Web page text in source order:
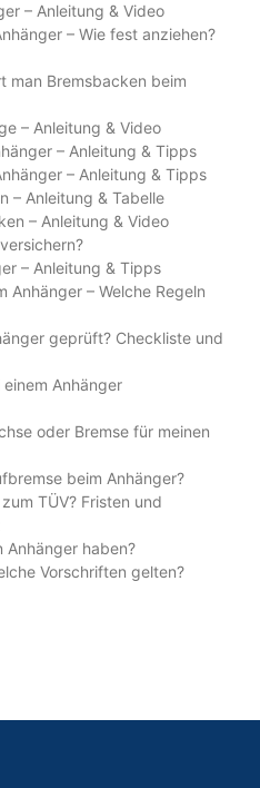
– Anleitung & Video
– Wie fest anziehen?
man Bremsbacken beim
– Anleitung & Video
– Anleitung & Tipps
– Anleitung & Tipps
– Anleitung & Tabelle
– Anleitung & Video
– Anleitung & Tipps
Anhänger – Welche Regeln
geprüft? Checkliste und
Anhänger
oder Bremse für meinen
beim Anhänger?
TÜV? Fristen und
Anhänger haben?
Vorschriften gelten?